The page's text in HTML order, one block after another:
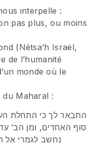
interpelle :
pas plus, ou moins
(Nétsa’h Israël,
de l’humanité
monde où le
du Maharal :
התבאר לך כי התחלת
סוף האחדים, ומן הב’
נחשב לגמרי אל